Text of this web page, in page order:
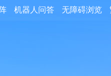
无障碍浏览
机器人问答